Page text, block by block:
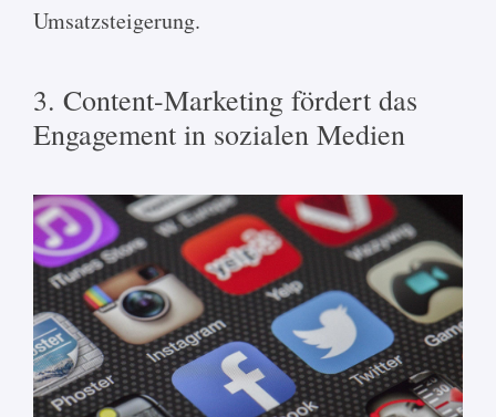
Umsatzsteigerung.
3. Content-Marketing fördert das
Engagement in sozialen Medien